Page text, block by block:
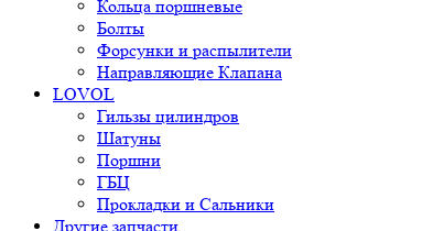
Кольца поршневые
Болты
Форсунки и распылители
Направляющие Клапана
LOVOL
Гильзы цилиндров
Шатуны
Поршни
ГБЦ
Прокладки и Сальники
Другие запчасти